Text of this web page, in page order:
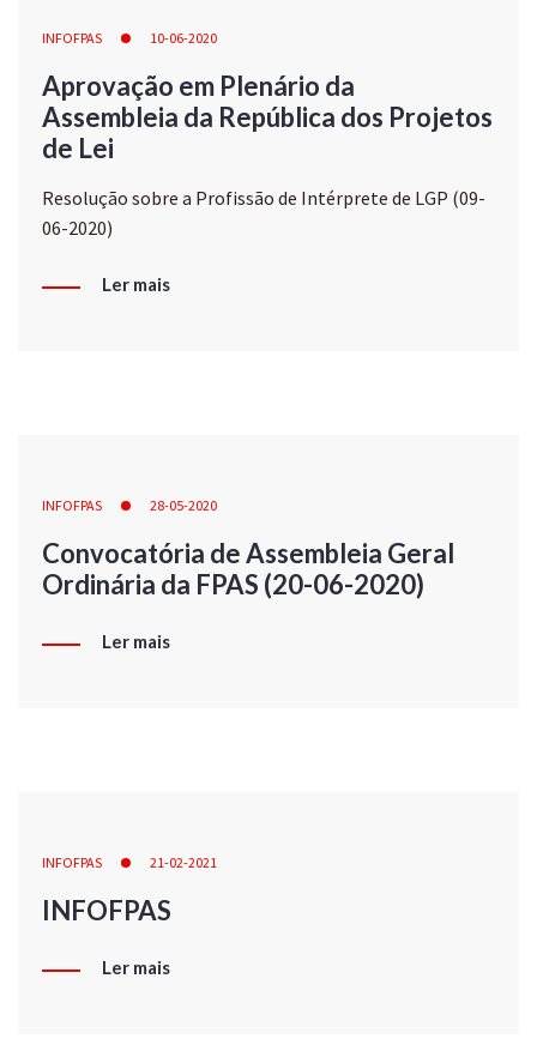
INFOFPAS 10-06-2020
Aprovação em Plenário da
Assembleia da República dos Projetos
de Lei
Resolução sobre a Profissão de Intérprete de LGP (09-
06-2020)
Ler mais
INFOFPAS 28-05-2020
Convocatória de Assembleia Geral
Ordinária da FPAS (20-06-2020)
Ler mais
INFOFPAS 21-02-2021
INFOFPAS
Ler mais